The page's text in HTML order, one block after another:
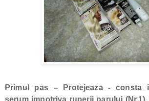
Primul pas– Protejeaza - consta
serum impotriva ruperii parului